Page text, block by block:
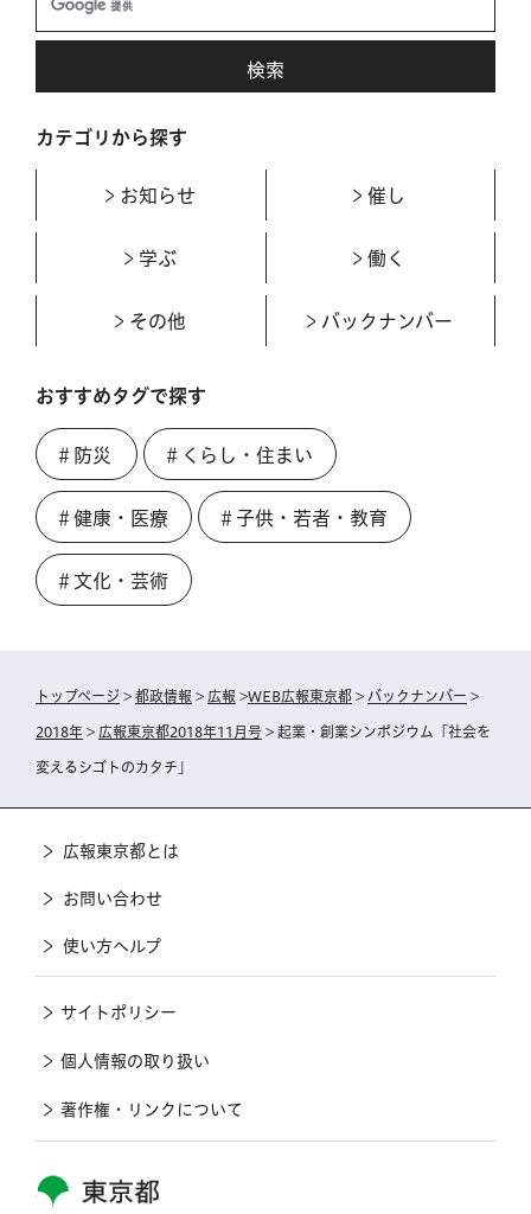
カテゴリから探す
お知らせ 催し
学ぶ 働く
その他 バックナンバー
おすすめタグで探す
＃防災 ＃くらし・住まい
＃健康・医療 ＃子供・若者・教育
＃文化・芸術
トップページ > 都政情報 > 広報 >WEB広報東京都 > バックナンバー >
2018年 > 広報東京都2018年11月号 > 起業・創業シンポジウム「社会を
変えるシゴトのカタチ」
東京都
広報東京都とは
お問い合わせ
使い方ヘルプ
サイトポリシー
個人情報の取り扱い
著作権・リンクについて